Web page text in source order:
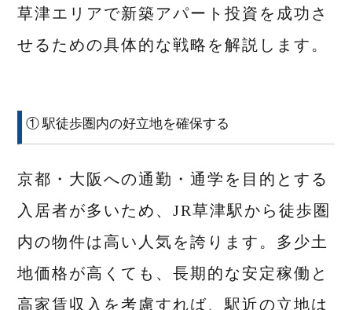
草津エリアで新築アパート投資を成功さ
せるための具体的な戦略を解説します。
① 駅徒歩圏内の好立地を確保する
京都・大阪への通勤・通学を目的とする
入居者が多いため、JR草津駅から徒歩圏
内の物件は高い人気を誇ります。多少土
地価格が高くても、長期的な安定稼働と
高家賃収入を考慮すれば、駅近の立地は